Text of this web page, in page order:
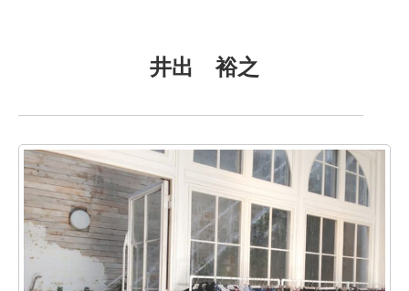
井出 裕之